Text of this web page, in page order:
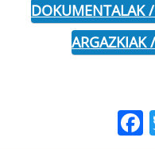
DOKUMENTALAK
ARGAZKIAK